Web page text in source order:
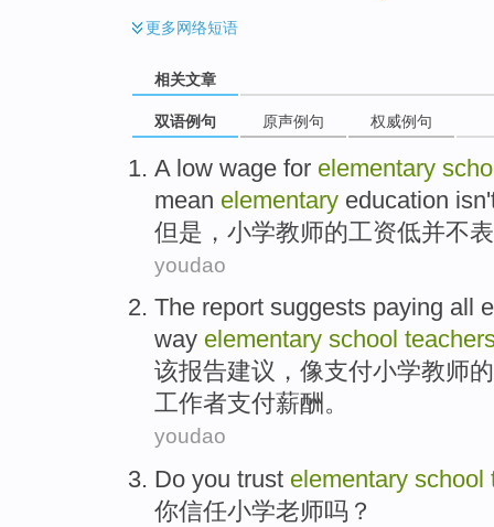
更多网络短语
相关文章
双语例句 原声例句 权威例句
A low wage for elementary
mean elementary education isn
但是 ， 小学教师的工资低并不
youdao
The report suggests paying all
way elementary school
该报告建议 ，像支付小学教师的
工作者支付薪酬。
youdao
Do you trust elementary school
你信任小学老师吗？